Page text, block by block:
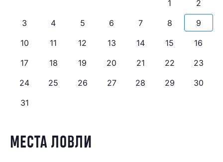
1
2
3
4 5 6 7 8
9
10
11 12 13 14 15
16
17
18 19 20 21 22
23
24
25 26 27 28 29
30
31
МЕСТА ЛОВЛИ